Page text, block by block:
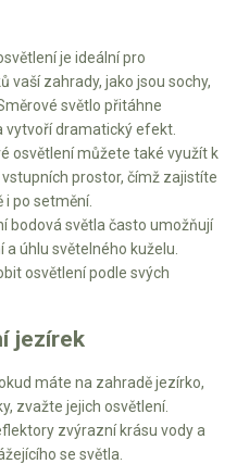
je ideální pro
vaší zahrady, jako jsou sochy,
světlo přitáhne
dramatický efekt.
osvětlení můžete také využít k
prostor, čímž zajistíte
i po setmění.
bodová světla často umožňují
úhlu světelného kuželu.
osvětlení podle svých
jezírek
máte na zahradě jezírko,
zvažte jejich osvětlení.
zvýrazní krásu vody a
se světla.